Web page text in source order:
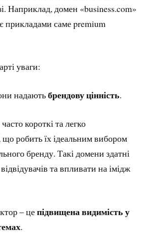
Наприклад, домен «business.com»
прикладами саме premium
уваги:
надаютьбрендову цінність.
короткі та легко
що робить їх ідеальним вибором
бренду. Такі домени здатні
та впливати на імідж
– цепідвищена видимість у
.